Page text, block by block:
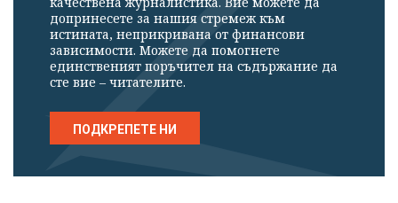
допринесете за нашия стремеж към
истината, неприкривана от финансови
зависимости. Можете да помогнете
единственият поръчител на съдържание да
сте вие – читателите.
ПОДКРЕПЕТЕ НИ